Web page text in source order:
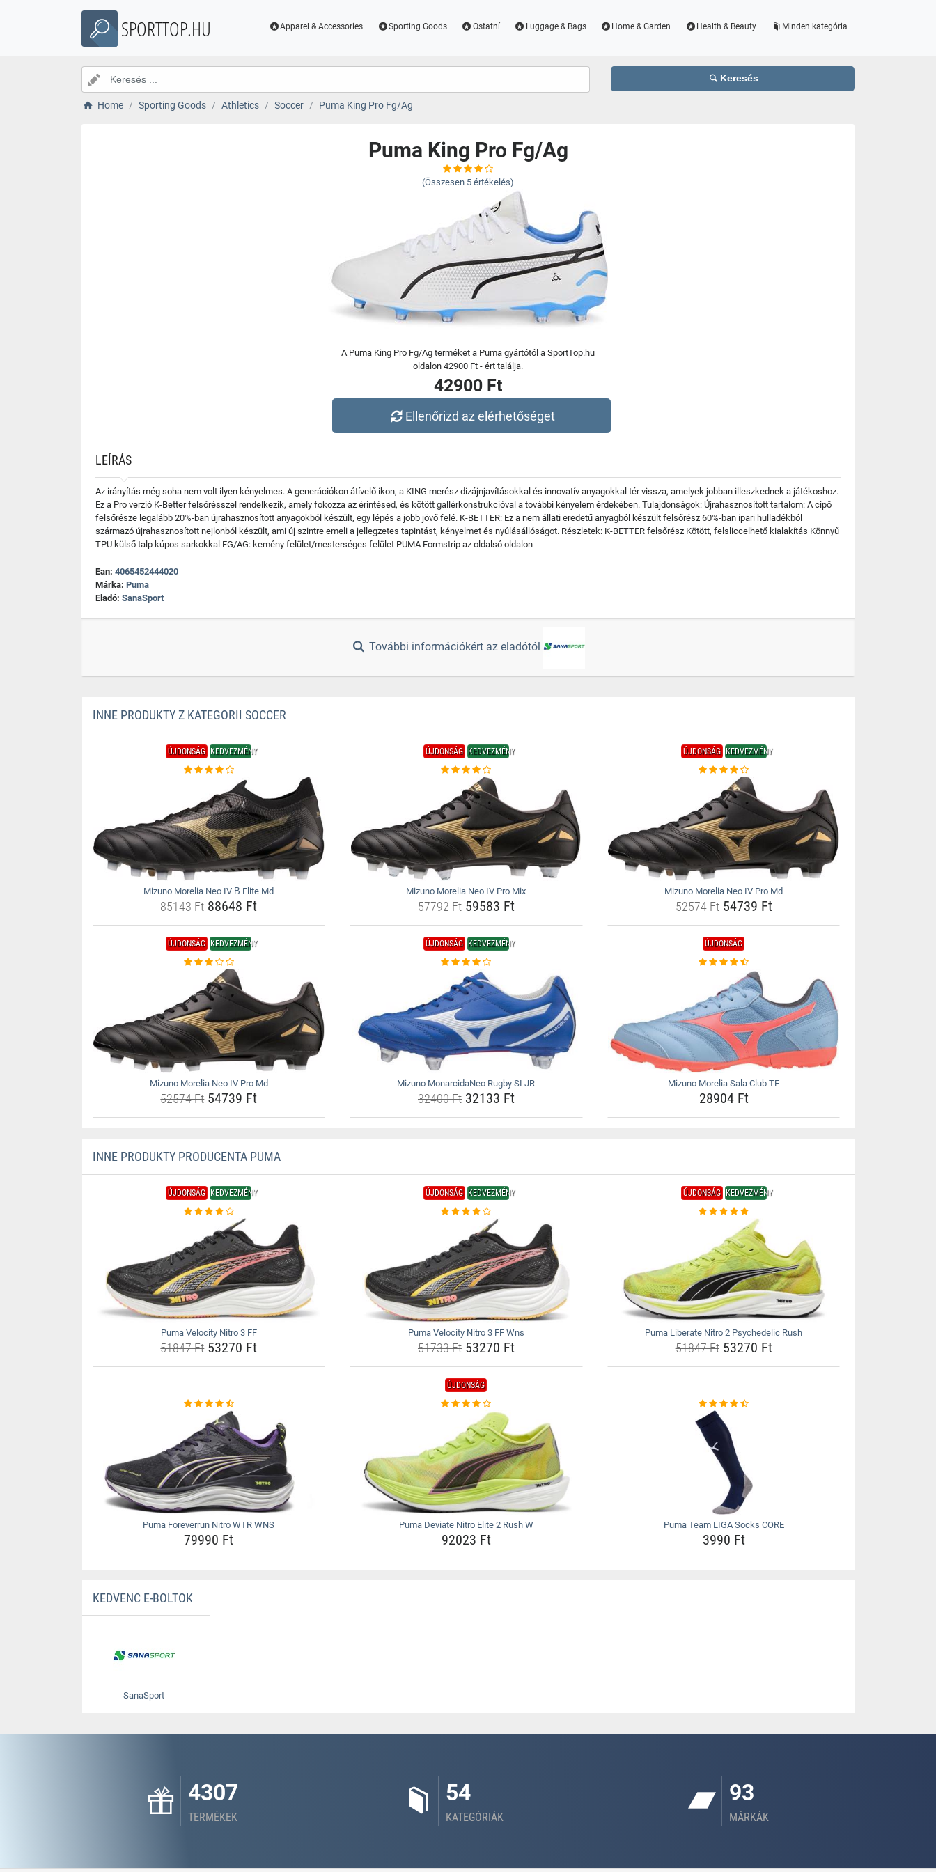
SPORTTOP.HU Apparel & Accessories Sporting Goods Ostatní Luggage & Bags Home & Garden Health & Beauty Minden kategória
Keresés
Home Sporting Goods Athletics Soccer Puma King Pro Fg/Ag
Puma King Pro Fg/Ag
(Összesen 5 értékelés)
A Puma King Pro Fg/Ag terméket a Puma gyártótól a SportTop.hu
oldalon 42900 Ft - ért találja.
42900 Ft
Ellenőrizd az elérhetőséget
LEÍRÁS
Az irányítás még soha nem volt ilyen kényelmes. A generációkon átívelő ikon, a KING merész dizájnjavításokkal és innovatív anyagokkal tér vissza, amelyek jobban illeszkednek a játékoshoz.
Ez a Pro verzió K-Better felsőrésszel rendelkezik, amely fokozza az érintésed, és kötött gallérkonstrukcióval a további kényelem érdekében. Tulajdonságok: Újrahasznosított tartalom: A cipő
felsőrésze legalább 20%-ban újrahasznosított anyagokból készült, egy lépés a jobb jövő felé. K-BETTER: Ez a nem állati eredetű anyagból készült felsőrész 60%-ban ipari hulladékból
származó újrahasznosított nejlonból készült, ami új szintre emeli a jellegzetes tapintást, kényelmet és nyúlásállóságot. Részletek: K-BETTER felsőrész Kötött, felsliccelhető kialakítás Könnyű
TPU külső talp kúpos sarkokkal FG/AG: kemény felület/mesterséges felület PUMA Formstrip az oldalsó oldalon
Ean: 4065452444020
Márka: Puma
Eladó: SanaSport
További információkért az eladótól
INNE PRODUKTY Z KATEGORII SOCCER
ÚJDONSÁG KEDVEZMÉNY
Mizuno Morelia Neo IV Β Elite Md
85143 Ft88648 Ft
ÚJDONSÁG KEDVEZMÉNY
Mizuno Morelia Neo IV Pro Mix
57792 Ft59583 Ft
ÚJDONSÁG KEDVEZMÉNY
Mizuno Morelia Neo IV Pro Md
52574 Ft54739 Ft
ÚJDONSÁG KEDVEZMÉNY
Mizuno Morelia Neo IV Pro Md
52574 Ft54739 Ft
ÚJDONSÁG KEDVEZMÉNY
Mizuno MonarcidaNeo Rugby SI JR
32400 Ft32133 Ft
ÚJDONSÁG
Mizuno Morelia Sala Club TF
28904 Ft
INNE PRODUKTY PRODUCENTA PUMA
ÚJDONSÁG KEDVEZMÉNY
Puma Velocity Nitro 3 FF
51847 Ft53270 Ft
ÚJDONSÁG KEDVEZMÉNY
Puma Velocity Nitro 3 FF Wns
51733 Ft53270 Ft
ÚJDONSÁG KEDVEZMÉNY
Puma Liberate Nitro 2 Psychedelic Rush
51847 Ft53270 Ft
Puma Foreverrun Nitro WTR WNS
79990 Ft
ÚJDONSÁG
Puma Deviate Nitro Elite 2 Rush W
92023 Ft
Puma Team LIGA Socks CORE
3990 Ft
KEDVENC E-BOLTOK
SanaSport
4307
TERMÉKEK
54
KATEGÓRIÁK
93
MÁRKÁK